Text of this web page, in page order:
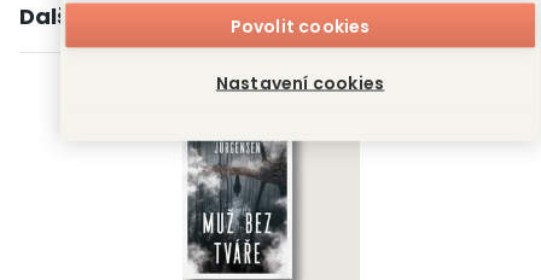
Povolit cookies
Nastavení cookies
Další knihy autora